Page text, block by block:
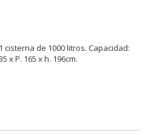
de 1000 litros. Capacidad:
x P. 165 x h. 196cm.